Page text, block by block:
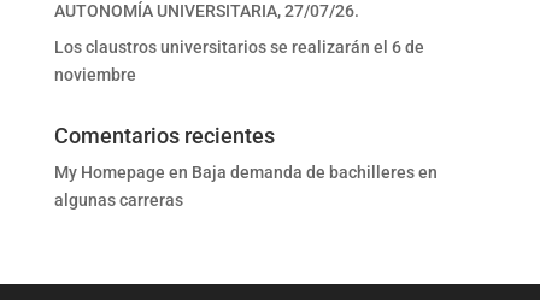
AUTONOMÍA UNIVERSITARIA, 27/07/26.
Los claustros universitarios se realizarán el 6 de
noviembre
Comentarios recientes
My Homepage en Baja demanda de bachilleres en
algunas carreras